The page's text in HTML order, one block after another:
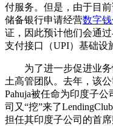
付服务。但是，由于目
储备银行申请经营数字
证，因此预计他们会通
支付接口（UPI）基础设
为了进一步促进业务
土高管团队。去年，该
Pahuja被任命为印度子
司又“挖”来了
担任其印度子公司的首